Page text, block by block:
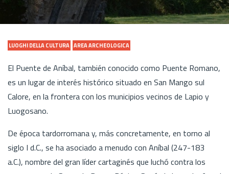
LUOGHI DELLA CULTURA AREA ARCHEOLOGICA
El Puente de Aníbal, también conocido como Puente Romano,
es un lugar de interés histórico situado en San Mango sul
Calore, en la frontera con los municipios vecinos de Lapio y
Luogosano.
De época tardorromana y, más concretamente, en torno al
siglo I d.C., se ha asociado a menudo con Aníbal (247-183
a.C.), nombre del gran líder cartaginés que luchó contra los